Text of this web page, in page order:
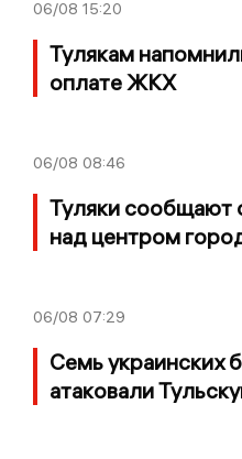
06/08 15:20
Тулякам
оплате ЖКХ
06/08 08:46
Туляки сообщают
над центром
06/08 07:29
Семь украинских
атаковали